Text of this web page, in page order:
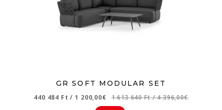
GR SOFT MODULAR SET
440 484 Ft/ 1 200,00€ 1 613 640 Ft/ 4 396,00€